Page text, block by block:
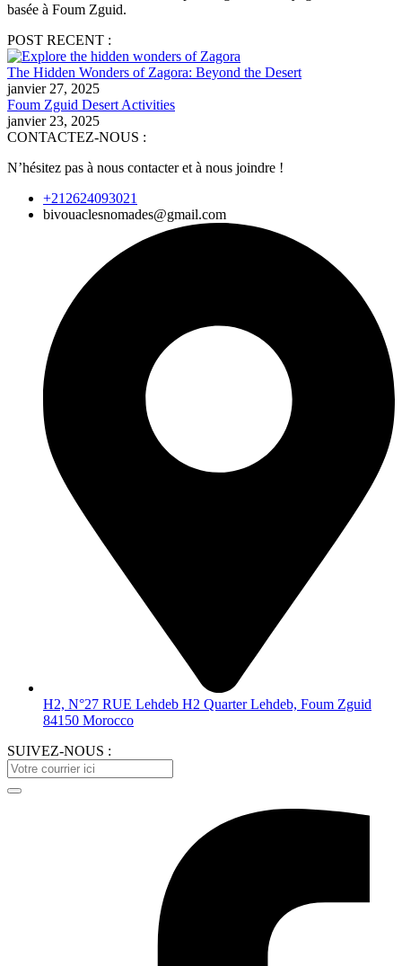
basée à Foum Zguid.
POST RECENT :
The Hidden Wonders of Zagora: Beyond the Desert
janvier 27, 2025
Foum Zguid Desert Activities
janvier 23, 2025
CONTACTEZ-NOUS :
N’hésitez pas à nous contacter et à nous joindre !
+212624093021
bivouaclesnomades@gmail.com
H2, N°27 RUE Lehdeb H2 Quarter Lehdeb, Foum Zguid
84150 Morocco
SUIVEZ-NOUS :